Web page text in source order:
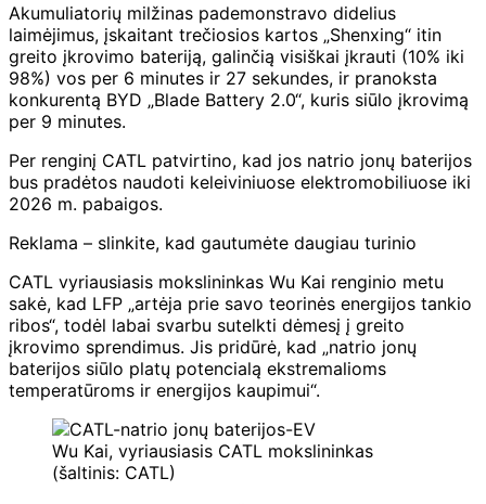
Akumuliatorių milžinas pademonstravo didelius
laimėjimus, įskaitant trečiosios kartos „Shenxing“ itin
greito įkrovimo bateriją, galinčią visiškai įkrauti (10% iki
98%) vos per 6 minutes ir 27 sekundes, ir pranoksta
konkurentą BYD „Blade Battery 2.0“, kuris siūlo įkrovimą
per 9 minutes.
Per renginį CATL patvirtino, kad jos natrio jonų baterijos
bus pradėtos naudoti keleiviniuose elektromobiliuose iki
2026 m. pabaigos.
Reklama – slinkite, kad gautumėte daugiau turinio
CATL vyriausiasis mokslininkas Wu Kai renginio metu
sakė, kad LFP „artėja prie savo teorinės energijos tankio
ribos“, todėl labai svarbu sutelkti dėmesį į greito
įkrovimo sprendimus. Jis pridūrė, kad „natrio jonų
baterijos siūlo platų potencialą ekstremalioms
temperatūroms ir energijos kaupimui“.
Wu Kai, vyriausiasis CATL mokslininkas
(šaltinis: CATL)